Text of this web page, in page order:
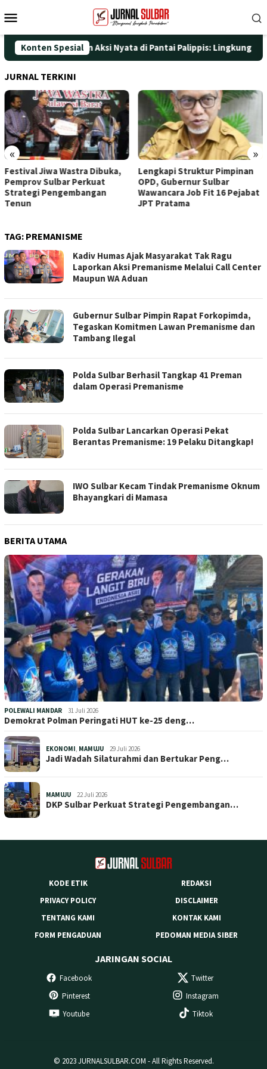
ke
Mobile
Konten Spesial
ke-25 dengan Aksi Nyata di Pantai Palippis: Lingkungan
JURNAL TERKINI
« »
Festival Jiwa Wastra Dibuka,
Pemprov Sulbar Perkuat
Strategi Pengembangan
Tenun
Lengkapi Struktur Pimpinan
OPD, Gubernur Sulbar
Wawancara Job Fit 16 Pejabat
JPT Pratama
TAG: PREMANISME
Kadiv Humas Ajak Masyarakat Tak Ragu
Laporkan Aksi Premanisme Melalui Call Center
Maupun WA Aduan
Gubernur Sulbar Pimpin Rapat Forkopimda,
Tegaskan Komitmen Lawan Premanisme dan
Tambang Ilegal
Polda Sulbar Berhasil Tangkap 41 Preman
dalam Operasi Premanisme
Polda Sulbar Lancarkan Operasi Pekat
Berantas Premanisme: 19 Pelaku Ditangkap!
IWO Sulbar Kecam Tindak Premanisme Oknum
Bhayangkari di Mamasa
BERITA UTAMA
POLEWALI MANDAR 31 Juli 2026
Demokrat Polman Peringati HUT ke-25 deng…
EKONOMI, MAMUJU 29 Juli 2026
Jadi Wadah Silaturahmi dan Bertukar Peng…
MAMUJU 22 Juli 2026
DKP Sulbar Perkuat Strategi Pengembangan…
KODE ETIK
REDAKSI
PRIVACY POLICY
DISCLAIMER
TENTANG KAMI
KONTAK KAMI
FORM PENGADUAN
PEDOMAN MEDIA SIBER
JARINGAN SOCIAL
Facebook
Twitter
Pinterest
Instagram
Youtube
Tiktok
© 2023 JURNALSULBAR.COM - All Rights Reserved.